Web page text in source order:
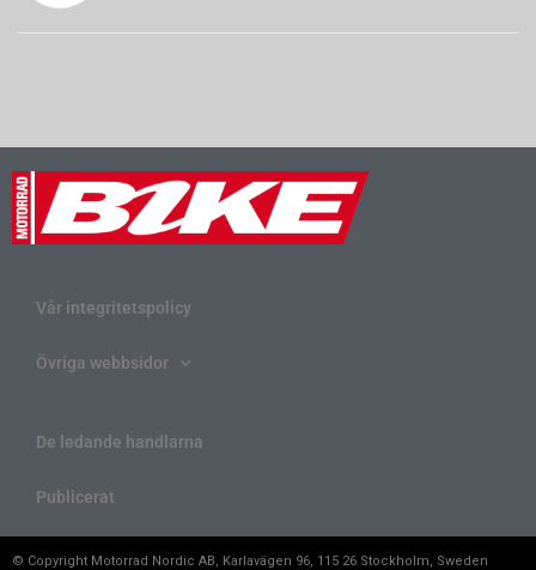
Vår integritetspolicy
Övriga webbsidor
De ledande handlarna
Publicerat
© Copyright Motorrad Nordic AB, Karlavägen 96, 115 26 Stockholm, Sweden